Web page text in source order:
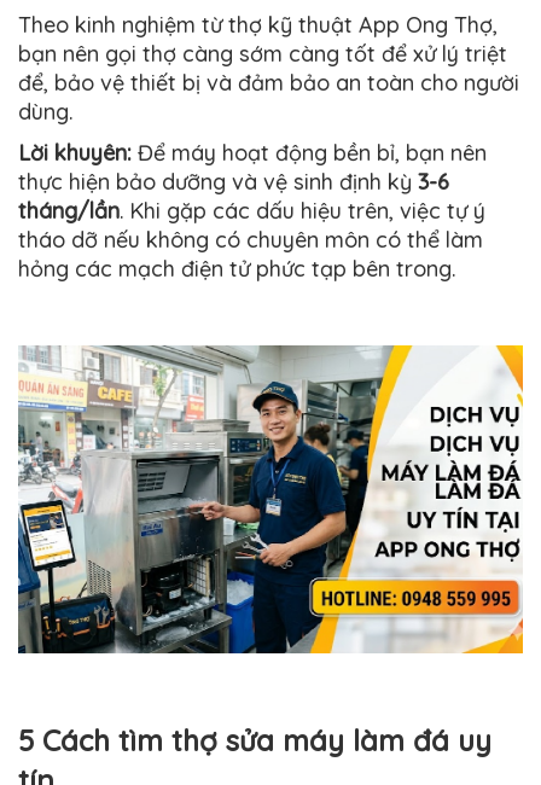
Theo kinh nghiệm từ thợ kỹ thuật App Ong Thợ,
bạn nên gọi thợ càng sớm càng tốt để xử lý triệt
để, bảo vệ thiết bị và đảm bảo an toàn cho người
dùng.
Lời khuyên: Để máy hoạt động bền bỉ, bạn nên
thực hiện bảo dưỡng và vệ sinh định kỳ 3-6
tháng/lần. Khi gặp các dấu hiệu trên, việc tự ý
tháo dỡ nếu không có chuyên môn có thể làm
hỏng các mạch điện tử phức tạp bên trong.
5 Cách tìm thợ sửa máy làm đá uy